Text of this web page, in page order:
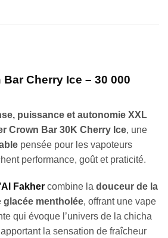
Cherry Ice – 30 000
puissance et autonomie XXL
Crown Bar 30K Cherry Ice, une
pensée pour les vapoteurs
performance, goût et praticité.
Fakher combine la douceur de la
glacée mentholée, offrant une vape
qui évoque l’univers de la chicha
la sensation de fraîcheur